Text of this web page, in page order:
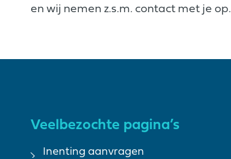
en wij nemen z.s.m. contact met je op.
Veelbezochte pagina’s
Inenting aanvragen